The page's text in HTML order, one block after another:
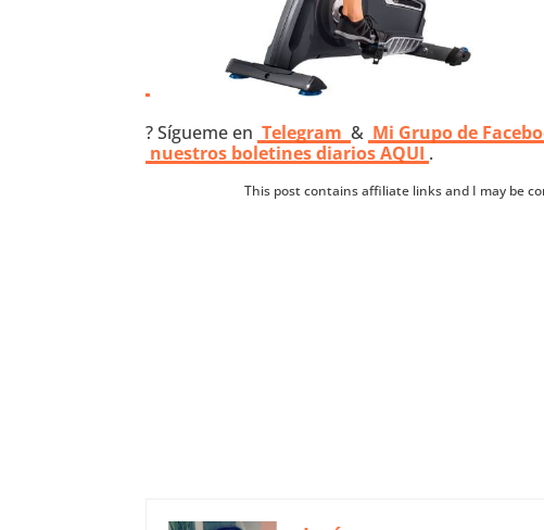
? Sígueme en Telegram & Mi Grupo de
nuestros boletines diarios AQUI .
This post contains affiliate links and I may be